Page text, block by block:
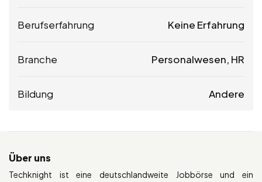
Berufserfahrung Keine Erfahrung
Branche Personalwesen, HR
Bildung Andere
Über uns
Techknight ist eine deutschlandweite Jobbörse und ein